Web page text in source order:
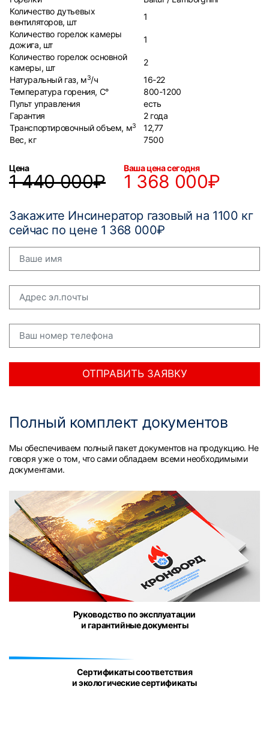
Количество дутьевых
вентиляторов, шт
1
Количество горелок камеры
дожига, шт
1
Количество горелок основной
камеры, шт
2
Натуральный газ, м3/ч
16-22
Температура горения, С°
800-1200
Пульт управления
есть
Гарантия
2 года
Транспортировочный объем, м3
12,77
Вес, кг
7500
Цена
1 440 000₽
Ваша цена сегодня
1 368 000₽
Закажите Инсинератор газовый на 1100 кг
сейчас по цене 1 368 000₽
ОТПРАВИТЬ ЗАЯВКУ
Полный комплект документов
Мы обеспечиваем полный пакет документов на продукцию. Не
говоря уже о том, что сами обладаем всеми необходимыми
документами.
Руководство по эксплуатации
и гарантийные документы
Сертификаты соответствия
и экологические сертификаты